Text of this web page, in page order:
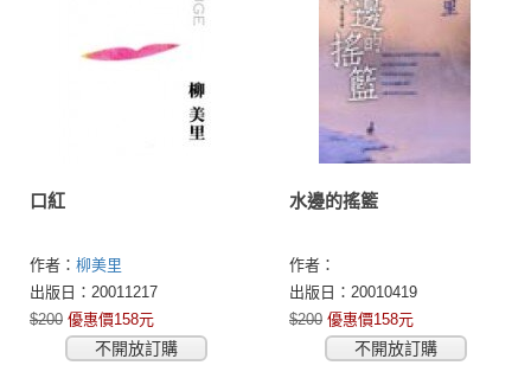
口紅
作者： 柳美里
出版日：20011217
$200 優惠價158元
不開放訂購
水邊的搖籃
作者：
出版日：20010419
$200 優惠價158元
不開放訂購